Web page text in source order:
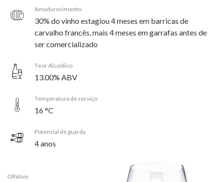
Amadurecimento
30% do vinho estagiou 4 meses em barricas de
carvalho francês, mais 4 meses em garrafas antes de
ser comercializado
Teor Alcoólico
13.00% ABV
Temperatura de serviço
16 °C
Potencial de guarda
4 anos
Olfativo